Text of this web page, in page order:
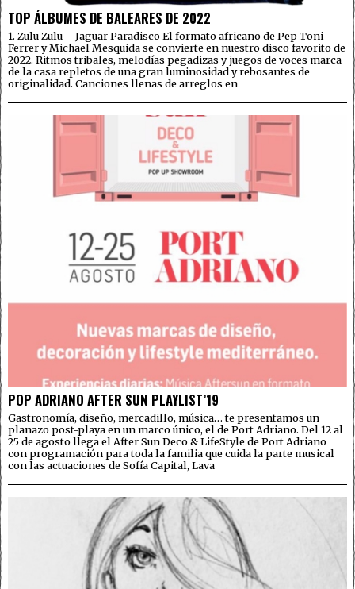
TOP ÁLBUMES DE BALEARES DE 2022
1. Zulu Zulu – Jaguar Paradisco El formato africano de Pep Toni
Ferrer y Michael Mesquida se convierte en nuestro disco favorito de
2022. Ritmos tribales, melodías pegadizas y juegos de voces marca
de la casa repletos de una gran luminosidad y rebosantes de
originalidad. Canciones llenas de arreglos en
POP ADRIANO AFTER SUN PLAYLIST’19
Gastronomía, diseño, mercadillo, música… te presentamos un
planazo post-playa en un marco único, el de Port Adriano. Del 12 al
25 de agosto llega el After Sun Deco & LifeStyle de Port Adriano
con programación para toda la familia que cuida la parte musical
con las actuaciones de Sofía Capital, Lava